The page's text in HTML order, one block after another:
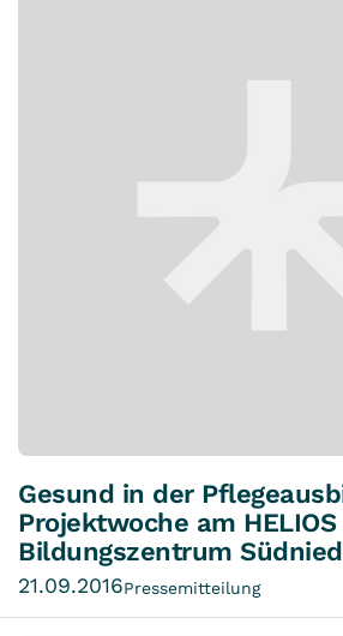
Gesund in der
Projektwoche am HELIOS
Bildungszentrum
21.09.2016Pressemitteilung